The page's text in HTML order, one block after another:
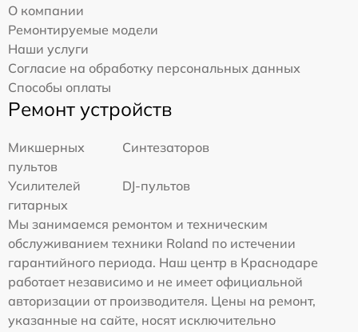
О компании
Ремонтируемые модели
Наши услуги
Согласие на обработку персональных данных
Способы оплаты
Ремонт устройств
Микшерных
пультов
Синтезаторов
Усилителей
гитарных
DJ-пультов
Мы занимаемся ремонтом и техническим
обслуживанием техники Roland по истечении
гарантийного периода. Наш центр в Краснодаре
работает независимо и не имеет официальной
авторизации от производителя. Цены на ремонт,
указанные на сайте, носят исключительно